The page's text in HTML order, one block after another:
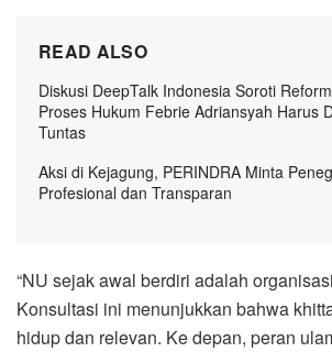
READ ALSO
Diskusi DeepTalk Indonesia Soroti
Proses Hukum Febrie Adriansyah Harus
Tuntas
Aksi di Kejagung, PERINDRA Minta
Profesional dan Transparan
“NU sejak awal berdiri adalah
Konsultasi ini menunjukkan bahwa
hidup dan relevan. Ke depan, peran